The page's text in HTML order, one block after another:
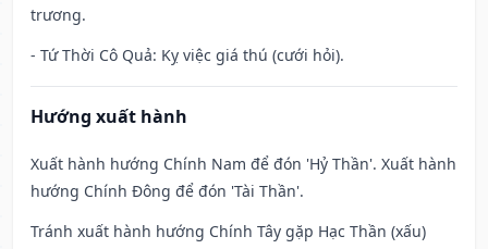
trương.
- Tứ Thời Cô Quả: Kỵ việc giá thú (cưới hỏi).
Hướng xuất hành
Xuất hành hướng Chính Nam để đón 'Hỷ Thần'. Xuất hành
hướng Chính Đông để đón 'Tài Thần'.
Tránh xuất hành hướng Chính Tây gặp Hạc Thần (xấu)